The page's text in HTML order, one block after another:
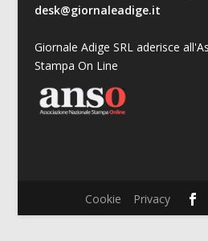
desk@giornaleadige.it
Giornale Adige SRL aderisce
Stampa On Line
Cookie Privacy